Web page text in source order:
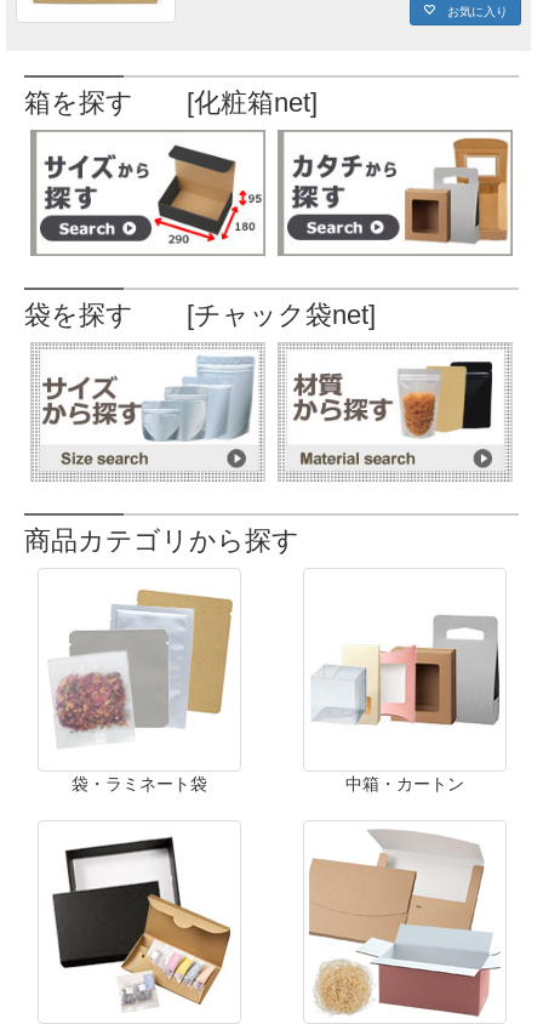
お気に入り
箱を探す [化粧箱net]
袋を探す [チャック袋net]
商品カテゴリから探す
袋・ラミネート袋 中箱・カートン